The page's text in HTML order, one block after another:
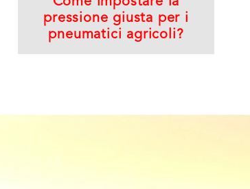
pressione giusta per i
pneumatici agricoli?